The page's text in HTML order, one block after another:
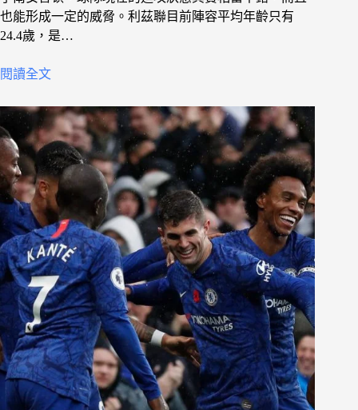
也能形成一定的威脅。利茲聯目前陣容平均年齡只有
24.4歲，是…
閱讀全文